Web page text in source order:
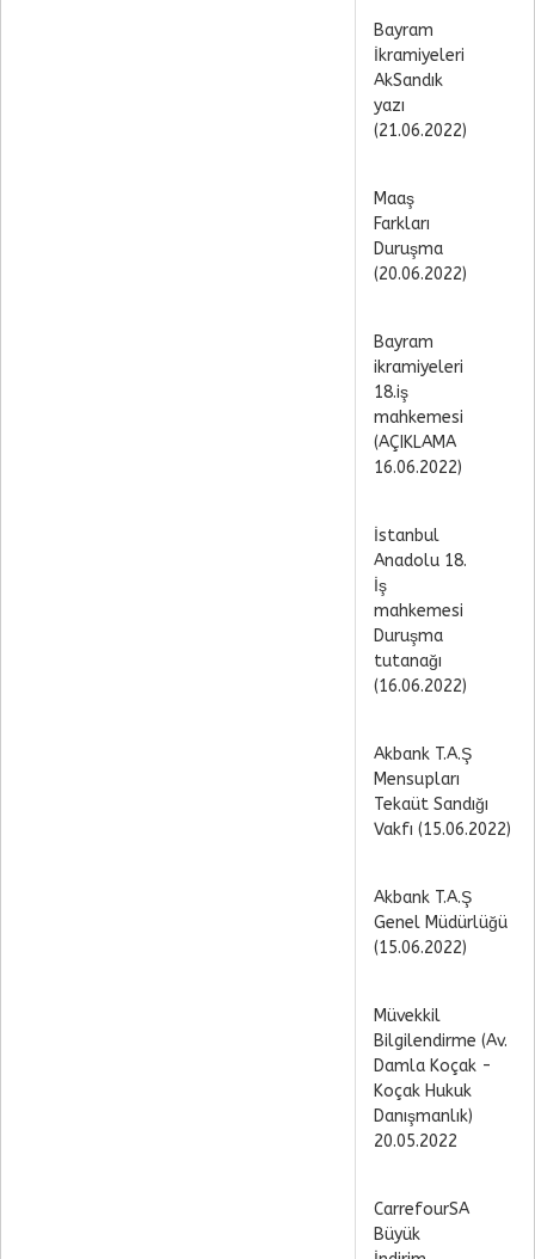
Bayram
İkramiyeleri
AkSandık
yazı
(21.06.2022)
Maaş
Farkları
Duruşma
(20.06.2022)
Bayram
ikramiyeleri
18.iş
mahkemesi
(AÇIKLAMA
16.06.2022)
İstanbul
Anadolu 18.
İş
mahkemesi
Duruşma
tutanağı
(16.06.2022)
Akbank T.A.Ş
Mensupları
Tekaüt Sandığı
Vakfı (15.06.2022)
Akbank T.A.Ş
Genel Müdürlüğü
(15.06.2022)
Müvekkil
Bilgilendirme (Av.
Damla Koçak -
Koçak Hukuk
Danışmanlık)
20.05.2022
CarrefourSA
Büyük